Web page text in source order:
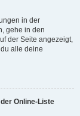
in der
gehe in den
der Seite angezeigt,
alle deine
Online-Liste